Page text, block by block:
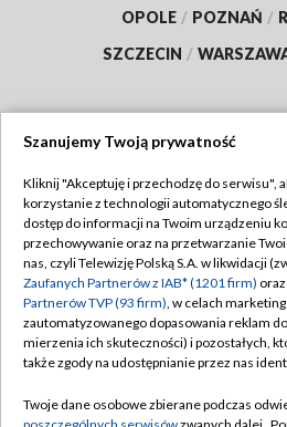
OPOLE / POZNAŃ /
SZCZECIN /
TVP
Abonament TVP
Emisja w TVP
Centrum informacji TVP
Naziemna Telewizja Cyfrowa
Rada Programowa
Regulamin
Polityka
Moje
Pomoc
Szanujemy Twoją prywatność
Kliknij "Akceptuję i przechodzę do serwisu",
korzystanie z technologii automatycznego
dostęp do informacji na Twoim urządzeniu
przechowywanie oraz na przetwarzanie
nas, czyli Telewizję Polską S.A. w likwidacji
Zaufanych Partnerów z IAB* (1201 firm)
Partnerów TVP (93 firm), w celach
zautomatyzowanego dopasowania reklam
mierzenia ich skuteczności) i pozostałych,
także zgody na udostępnianie przez nas
Twoje dane osobowe zbierane podczas